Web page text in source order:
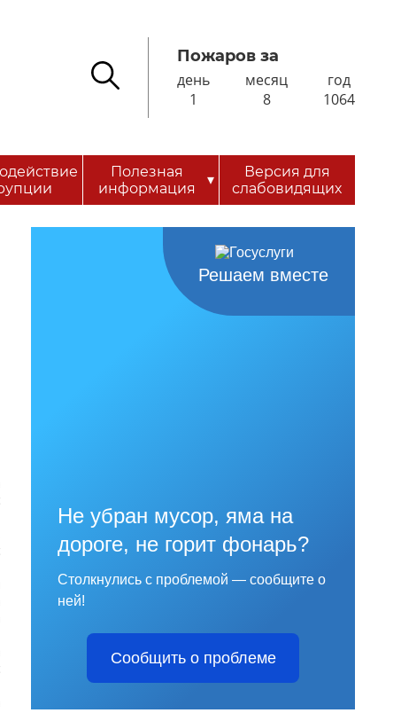
Пожаров за
день
1
месяц
8
год
1064
Полезная
информация
▾
Версия для
слабовидящих
Решаем вместе
Не убран мусор, яма на
дороге, не горит фонарь?
Столкнулись с проблемой — сообщите о
ней!
Сообщить о проблеме